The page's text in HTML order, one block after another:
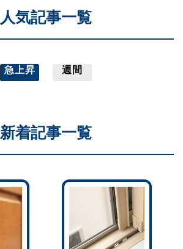
人気記事一覧
急上昇 週間
新着記事一覧